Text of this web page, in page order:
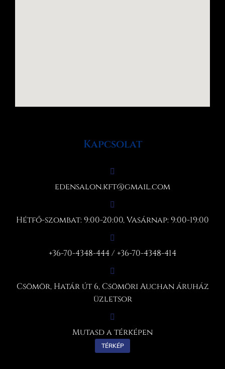
Kapcsolat
edensalon.kft@gmail.com
Hétfő-szombat: 9:00-20:00, Vasárnap: 9:00-19:00
+36-70-4348-444 / +36-70-4348-414
Csömör, Határ út 6, Csömöri Auchan áruház
üzletsor
Mutasd a térképen
TÉRKÉP